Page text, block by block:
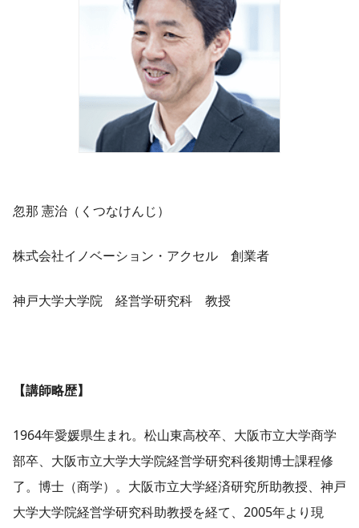
忽那 憲治（くつなけんじ）
株式会社イノベーション・アクセル 創業者
神戸大学大学院 経営学研究科 教授
【講師略歴】
1964年愛媛県生まれ。松山東高校卒、大阪市立大学商学
部卒、大阪市立大学大学院経営学研究科後期博士課程修
了。博士（商学）。大阪市立大学経済研究所助教授、神戸
大学大学院経営学研究科助教授を経て、2005年より現